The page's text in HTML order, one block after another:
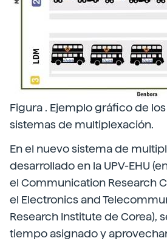
Figura . Ejemplo gráfico de
sistemas de multiplexación.
En el nuevo sistema de
desarrollado en la UPV-EHU
el Communication Research
el Electronics and
Research Institute de Corea),
tiempo asignado y